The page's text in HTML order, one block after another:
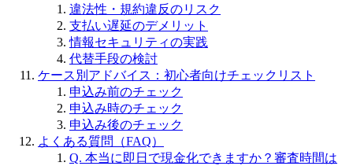
違法性・規約違反のリスク
支払い遅延のデメリット
情報セキュリティの実践
代替手段の検討
ケース別アドバイス：初心者向けチェックリスト
申込み前のチェック
申込み時のチェック
申込み後のチェック
よくある質問（FAQ）
Q. 本当に即日で現金化できますか？審査時間は